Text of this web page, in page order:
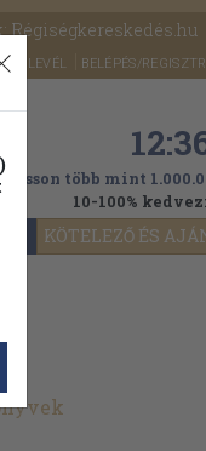
Régiségkereskedés.hu
HÍRLEVÉL BELÉPÉS/
KÖTELEZŐ ÉS
több mint
10-100%